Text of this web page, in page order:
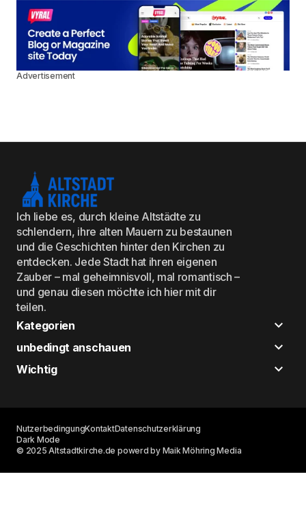
Advertisement
Ich liebe es, durch kleine Altstädte zu
schlendern, ihre alten Mauern zu bestaunen
und die Geschichten hinter den Kirchen zu
entdecken. Jede Stadt hat ihren eigenen
Zauber – mal geheimnisvoll, mal romantisch –
und genau diesen möchte ich hier mit dir
teilen.
Kategorien
unbedingt anschauen
Wichtig
© 2025 Altstadtkirche.de powerd by Maik Möhring Media
NutzerbedingungKontaktDatenschutzerklärung
Dark Mode